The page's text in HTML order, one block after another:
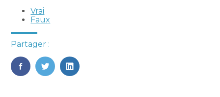
Vrai
Faux
Partager :
FaceBook
TwitterLinkedIn